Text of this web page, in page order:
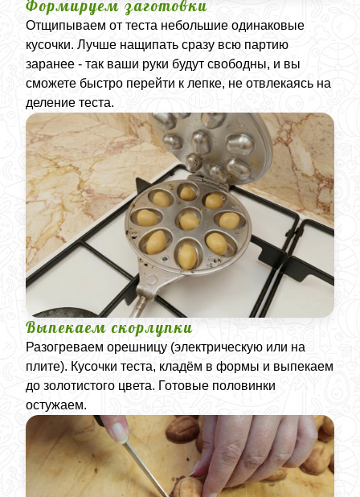
Формируем заготовки
Отщипываем от теста небольшие одинаковые
кусочки. Лучше нащипать сразу всю партию
заранее - так ваши руки будут свободны, и вы
сможете быстро перейти к лепке, не отвлекаясь на
деление теста.
Выпекаем скорлупки
Разогреваем орешницу (электрическую или на
плите). Кусочки теста, кладём в формы и выпекаем
до золотистого цвета. Готовые половинки
остужаем.